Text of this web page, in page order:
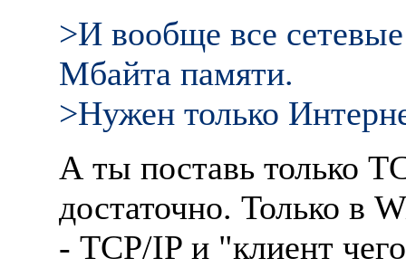
>И вообще все
Мбайта памяти.
>Hужен только
А ты поставь только
достаточно. Только в
- TCP/IP и "клиент